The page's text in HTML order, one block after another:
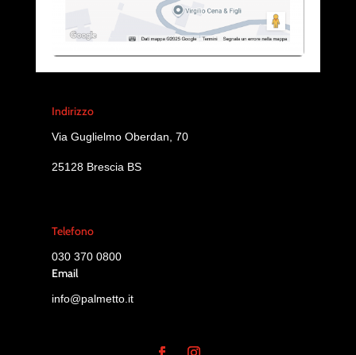
Indirizzo
Via Guglielmo Oberdan, 70
25128 Brescia BS
Telefono
030 370 0800
Email
info@palmetto.it